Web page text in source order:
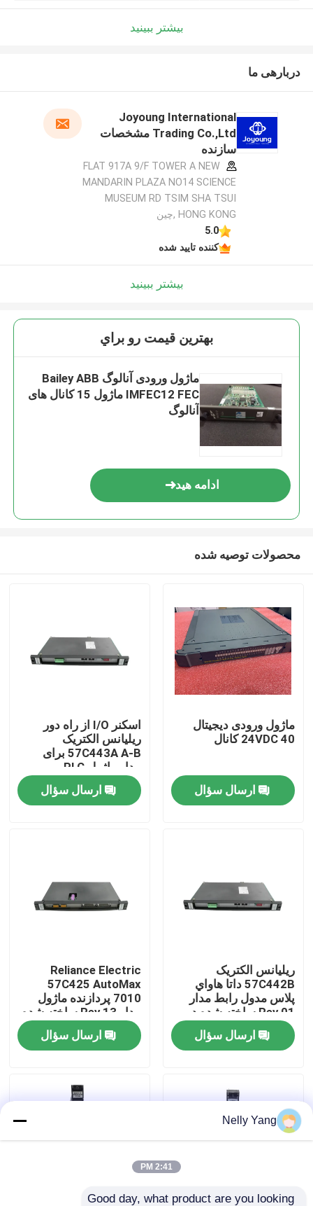
خونه
درباره ما
کنترل کیفیت
با ما تماس بگیرید
درخواست نقل قول
Bently نوادا قطعات
بیشتر ببینید
دربارهی ما
Joyoung International
Trading Co.,Ltd مشخصات
سازنده
FLAT 917A 9/F TOWER A NEW
MANDARIN PLAZA NO14 SCIENCE
MUSEUM RD TSIM SHA TSUI
HONG KONG ,چین
5.0
کننده تایید شده
بیشتر ببینید
بهترين قيمت رو براي
ماژول ورودی آنالوگ Bailey ABB
IMFEC12 FEC ماژول 15 کانال های
آنالوگ
ادامه هید
محصولات توصیه شده
ماژول ورودی دیجیتال
24VDC 40 کانال
ارسال سؤال
اسکنر I/O از راه دور
ریلیانس الکتریک
57C443A A-B برای
مدار ماژول PLC
Reliance Automax Rev
01 ساخته شده در ایالات
متحده
ارسال سؤال
ريليانس الکتريک
57C442B داتا هاواي
پلاس مدول رابط مدار
Rev 01 ساخته شده در
ایالات متحده محصولات
سهام
ارسال سؤال
Reliance Electric
57C425 AutoMax
7010 پردازنده ماژول
مدار Rev 13 ساخته شده
در ایالات متحده آماده
ارسال
ارسال سؤال
Nelly Yang
2:41 PM
Good day, what product are you looking